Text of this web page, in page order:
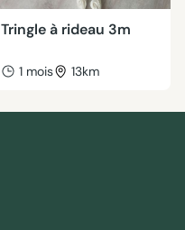
Tringle à rideau 3m
1 mois 13km